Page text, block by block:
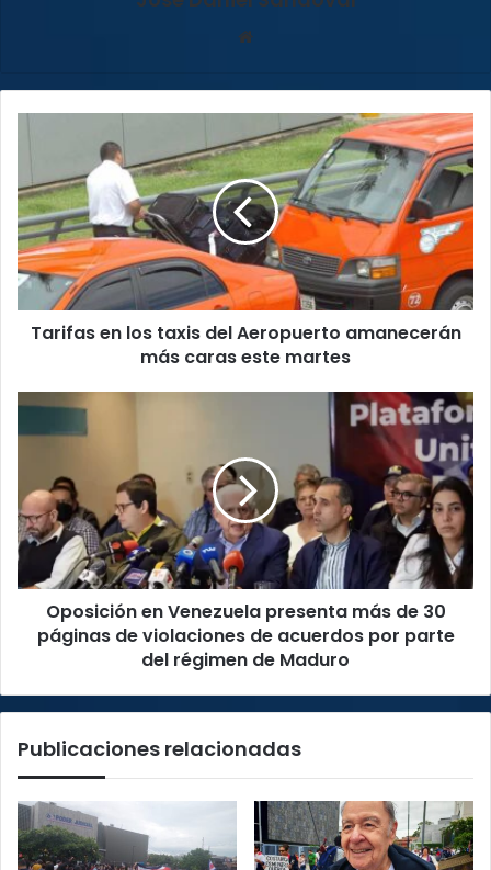
taxis
del
Aeropuerto
amanecerán
más
caras
este
Tarifas en los taxis del Aeropuerto amanecerán
más caras este martes
Oposición
más
de
30
páginas
de
violaciones
parte
régimen
Oposición en Venezuela presenta más de 30
páginas de violaciones de acuerdos por parte
del régimen de Maduro
Publicaciones relacionadas